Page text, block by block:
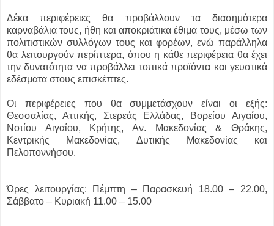
Δέκα περιφέρειες θα προβάλλουν τα διασημότερα
καρναβάλια τους, ήθη και αποκριάτικα έθιμα τους, μέσω των
πολιτιστικών συλλόγων τους και φορέων, ενώ παράλληλα
θα λειτουργούν περίπτερα, όπου η κάθε περιφέρεια θα έχει
την δυνατότητα να προβάλλει τοπικά προϊόντα και γευστικά
εδέσματα στους επισκέπτες.
Οι περιφέρειες που θα συμμετάσχουν είναι οι εξής:
Θεσσαλίας, Αττικής, Στερεάς Ελλάδας, Βορείου Αιγαίου,
Νοτίου Αιγαίου, Κρήτης, Αν. Μακεδονίας & Θράκης,
Κεντρικής Μακεδονίας, Δυτικής Μακεδονίας και
Πελοποννήσου.
Ώρες λειτουργίας: Πέμπτη – Παρασκευή 18.00 – 22.00,
Σάββατο – Κυριακή 11.00 – 15.00